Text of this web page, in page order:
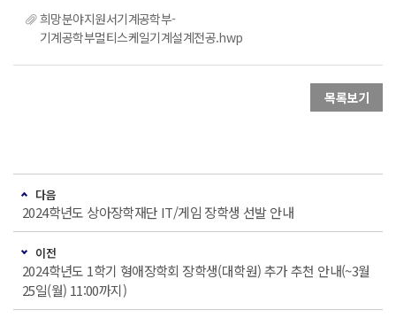
희망분야지원서기계공학부-
기계공학부멀티스케일기계설계전공.hwp
목록보기
다음
2024학년도 상아장학재단 IT/게임 장학생 선발 안내
이전
2024학년도 1학기 형애장학회 장학생(대학원) 추가 추천 안내(~3월
25일(월) 11:00까지)